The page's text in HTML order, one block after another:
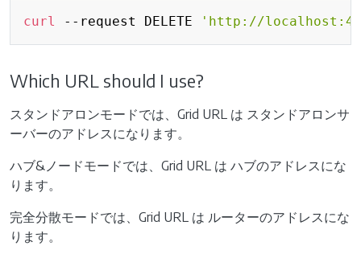
curl --request DELETE 'http://
Which URL should I use?
スタンドアロンモードでは、Grid URL は スタンドアロンサ
ーバーのアドレスになります。
ハブ&ノードモードでは、Grid URL は ハブのアドレスにな
ります。
完全分散モードでは、Grid URL は ルーターのアドレスにな
ります。